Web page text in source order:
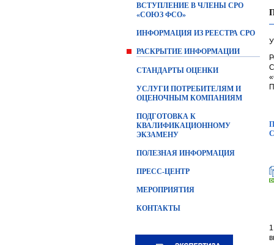
ВСТУПЛЕНИЕ В ЧЛЕНЫ СРО
«СОЮЗ ФСО»
ИНФОРМАЦИЯ ИЗ РЕЕСТРА СРО
РАСКРЫТИЕ ИНФОРМАЦИИ
СТАНДАРТЫ ОЦЕНКИ
УСЛУГИ ПОТРЕБИТЕЛЯМ И
ОЦЕНОЧНЫМ КОМПАНИЯМ
ПОДГОТОВКА К
КВАЛИФИКАЦИОННОМУ
ЭКЗАМЕНУ
ПОЛЕЗНАЯ ИНФОРМАЦИЯ
ПРЕСС-ЦЕНТР
МЕРОПРИЯТИЯ
КОНТАКТЫ